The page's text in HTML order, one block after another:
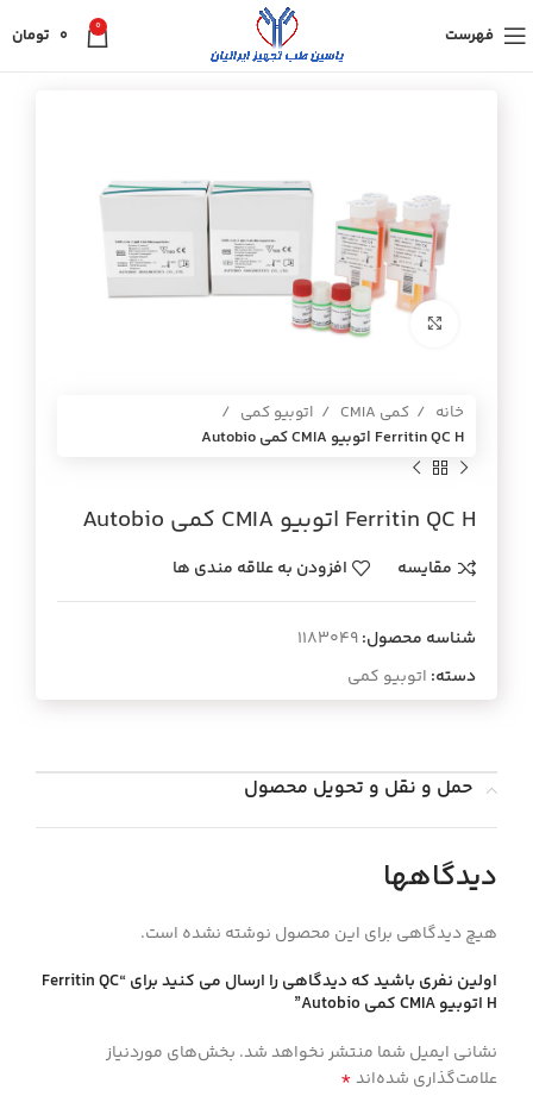
فهرست 0
0 تومان
برای بزرگنمایی کلیک کنید
خانه کمی CMIA
اتوبیو کمی
Ferritin QC H اتوبيو CMIA كمي Autobio
Ferritin QC H اتوبيو CMIA كمي Autobio
مقایسه افزودن به علاقه مندی ها
شناسه محصول:1183049
دسته: اتوبیو کمی
حمل و نقل و تحویل محصول
دیدگاهها
هیچ دیدگاهی برای این محصول نوشته نشده است.
اولین نفری باشید که دیدگاهی را ارسال می کنید برای “Ferritin QC
H اتوبيو CMIA كمي Autobio”
نشانی ایمیل شما منتشر نخواهد شد. بخش‌های موردنیاز
علامت‌گذاری شده‌اند*